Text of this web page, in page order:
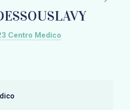
Centro Medico